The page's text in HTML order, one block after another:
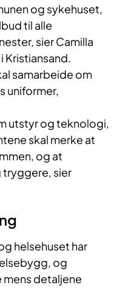
og sykehuset,
til alle
sier Camilla
samarbeide om
uniformer,
utstyr og teknologi,
skal merke at
og at
tryggere, sier
helsehuset har
og
detaljene